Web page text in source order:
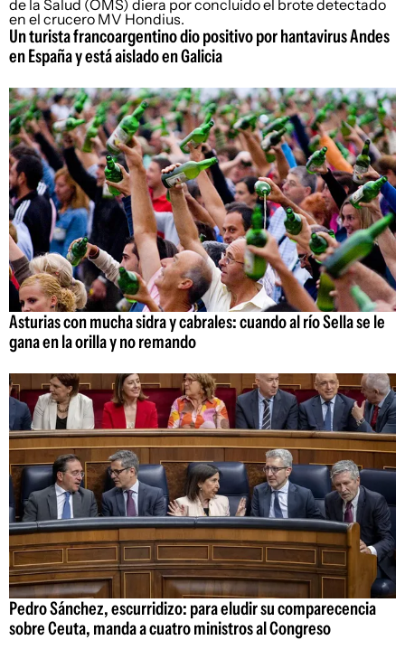
Un turista francoargentino dio positivo por hantavirus Andes
en España y está aislado en Galicia
Asturias con mucha sidra y cabrales: cuando al río Sella se le
gana en la orilla y no remando
Pedro Sánchez, escurridizo: para eludir su comparecencia
sobre Ceuta, manda a cuatro ministros al Congreso